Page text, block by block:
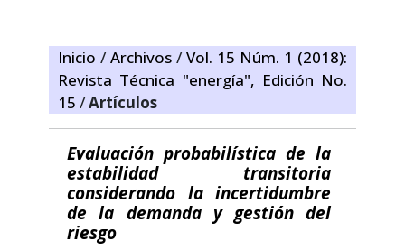
Inicio / Archivos / Vol. 15 Núm. 1 (2018):
Revista Técnica "energía", Edición No.
15 /Artículos
Evaluación probabilística de la
estabilidad transitoria
considerando la incertidumbre
de la demanda y gestión del
riesgo